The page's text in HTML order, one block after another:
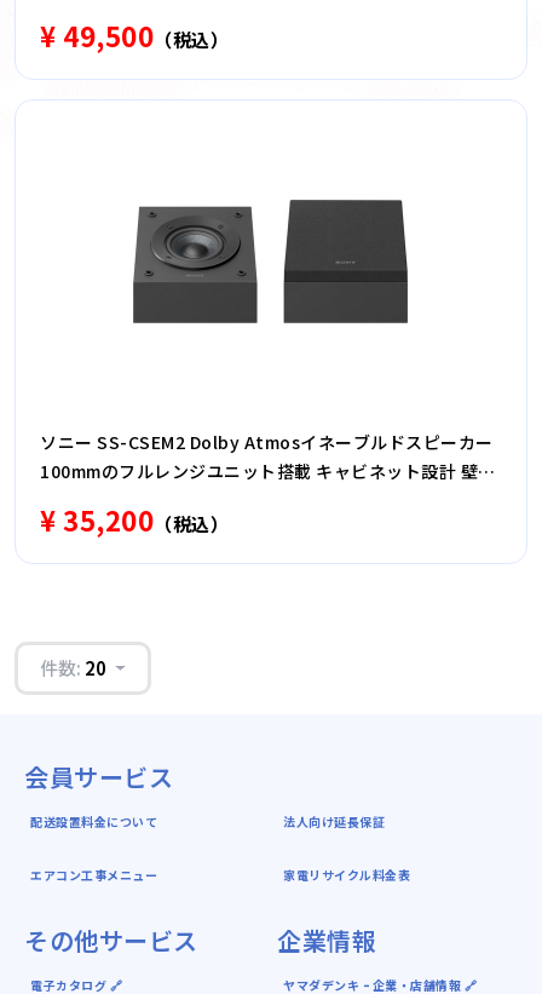
¥ 49,500 （税込）
ソニー SS-CSEM2 Dolby Atmosイネーブルドスピーカー
100mmのフルレンジユニット搭載 キャビネット設計 壁掛
¥ 35,200 （税込）
件数: 20
会員サービス
配送設置料金について
エアコン工事メニュー
法人向け延長保証
家電リサイクル料金表
その他サービス
電子カタログ 🔗
企業情報
ヤマダデンキ ｰ 企業・店舗情報 🔗